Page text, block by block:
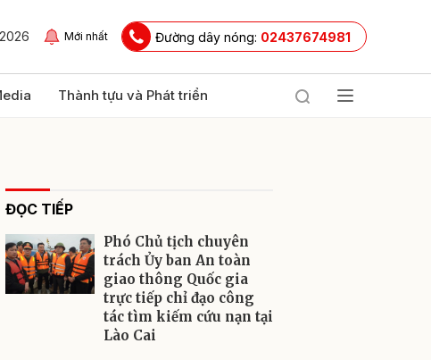
Mới nhất Đường dây nóng: 02437674981
Thành tựu và Phát triển
ĐỌC TIẾP
Phó Chủ tịch chuyên
trách Ủy ban An toàn
giao thông Quốc gia
trực tiếp chỉ đạo công
tác tìm kiếm cứu nạn tại
Lào Cai
Gửi